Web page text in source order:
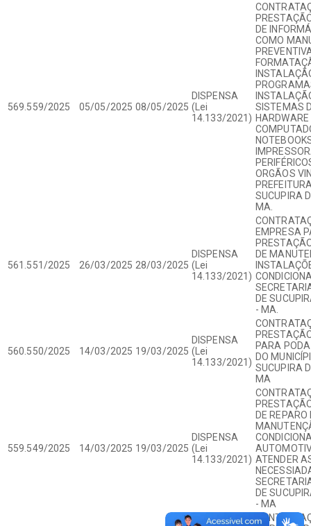
569.559/2025 05/05/2025 08/05/2025
DISPENSA
(Lei
14.133/2021)
DE
COMO
SISTEMAS
HARDWARE
ORGÃOS
SUCUPIRA
MA.
561.551/2025 26/03/2025 28/03/2025
DISPENSA
(Lei
14.133/2021)
EMPRESA
DE
DE
- MA.
560.550/2025 14/03/2025 19/03/2025
DISPENSA
(Lei
14.133/2021)
PARA
DO
SUCUPIRA
MA
559.549/2025 14/03/2025 19/03/2025
DISPENSA
(Lei
14.133/2021)
DE REPARO
ATENDER
DE
- MA